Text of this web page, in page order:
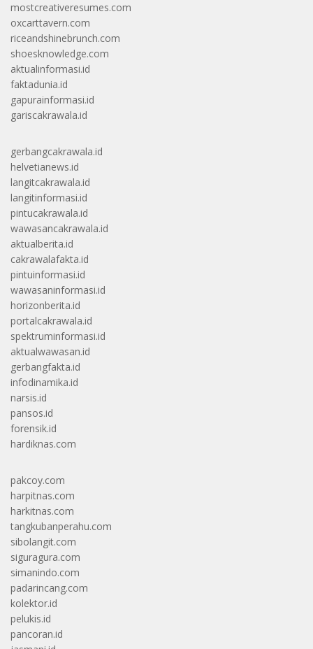
mostcreativeresumes.com
oxcarttavern.com
riceandshinebrunch.com
shoesknowledge.com
aktualinformasi.id
faktadunia.id
gapurainformasi.id
gariscakrawala.id
gerbangcakrawala.id
helvetianews.id
langitcakrawala.id
langitinformasi.id
pintucakrawala.id
wawasancakrawala.id
aktualberita.id
cakrawalafakta.id
pintuinformasi.id
wawasaninformasi.id
horizonberita.id
portalcakrawala.id
spektruminformasi.id
aktualwawasan.id
gerbangfakta.id
infodinamika.id
narsis.id
pansos.id
forensik.id
hardiknas.com
pakcoy.com
harpitnas.com
harkitnas.com
tangkubanperahu.com
sibolangit.com
siguragura.com
simanindo.com
padarincang.com
kolektor.id
pelukis.id
pancoran.id